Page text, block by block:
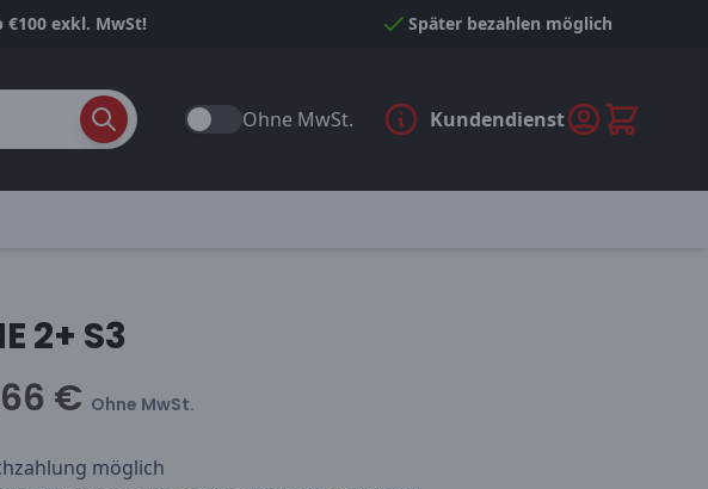
€100 exkl. MwSt! Später bezahlen möglich
Ohne MwSt. Kundendienst
2+ S3
€ Ohne MwSt.
möglich